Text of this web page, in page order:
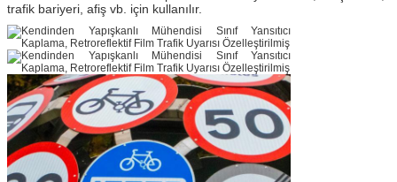
trafik bariyeri, afiş vb. için kullanılır.